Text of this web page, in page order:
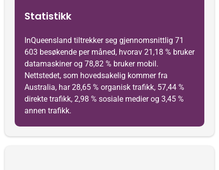
Statistikk
InQueensland tiltrekker seg gjennomsnittlig 71
603 besøkende per måned, hvorav 21,18 % bruker
datamaskiner og 78,82 % bruker mobil.
Nettstedet, som hovedsakelig kommer fra
Australia, har 28,65 % organisk trafikk, 57,44 %
direkte trafikk, 2,98 % sosiale medier og 3,45 %
annen trafikk.